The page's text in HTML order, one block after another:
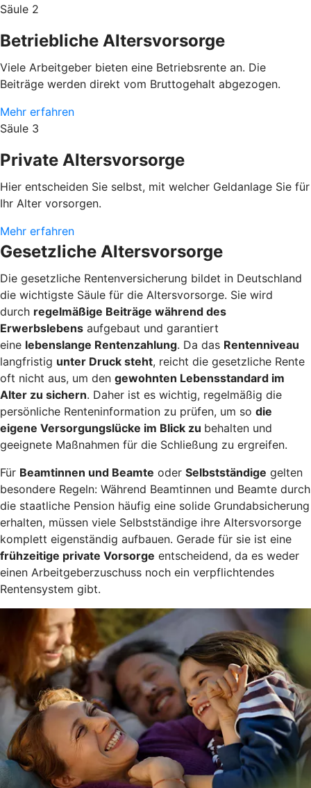
Säule 2
Betriebliche Altersvorsorge
Viele Arbeitgeber bieten eine Betriebsrente an. Die
Beiträge werden direkt vom Bruttogehalt abgezogen.
Mehr erfahren
Säule 3
Private Altersvorsorge
Hier entscheiden Sie selbst, mit welcher Geldanlage Sie für
Ihr Alter vorsorgen.
Mehr erfahren
Gesetzliche Altersvorsorge
Die gesetzliche Rentenversicherung bildet in Deutschland
die wichtigste Säule für die Altersvorsorge. Sie wird
durch regelmäßige Beiträge während des
Erwerbslebens aufgebaut und garantiert
eine lebenslange Rentenzahlung. Da das Rentenniveau
langfristig unter Druck steht, reicht die gesetzliche Rente
oft nicht aus, um den gewohnten Lebensstandard im
Alter zu sichern. Daher ist es wichtig, regelmäßig die
persönliche Renteninformation zu prüfen, um so die
eigene Versorgungslücke im Blick zu behalten und
geeignete Maßnahmen für die Schließung zu ergreifen.
Für Beamtinnen und Beamte oder Selbstständige gelten
besondere Regeln: Während Beamtinnen und Beamte durch
die staatliche Pension häufig eine solide Grundabsicherung
erhalten, müssen viele Selbstständige ihre Altersvorsorge
komplett eigenständig aufbauen. Gerade für sie ist eine
frühzeitige private Vorsorge entscheidend, da es weder
einen Arbeitgeberzuschuss noch ein verpflichtendes
Rentensystem gibt.